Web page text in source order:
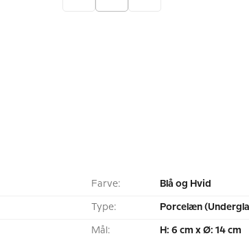
Farve: Blå og Hvid
Type: Porcelæn
Mål: H: 6 cm x Ø: 14 cm